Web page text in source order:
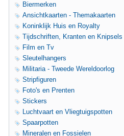
Biermerken
Ansichtkaarten - Themakaarten
Koninklijk Huis en Royalty
Tijdschriften, Kranten en Knipsels
Film en Tv
Sleutelhangers
Militaria - Tweede Wereldoorlog
Stripfiguren
Foto's en Prenten
Stickers
Luchtvaart en Vliegtuigspotten
Spaarpotten
Mineralen en Fossielen